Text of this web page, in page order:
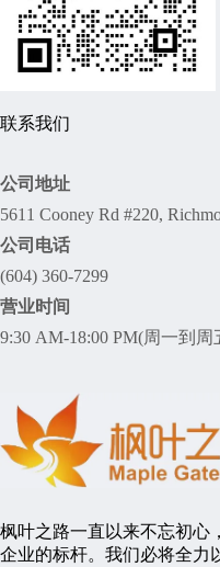
联系我们
公司地址
5611 Cooney Rd #220,
公司电话
(604) 360-7299
营业时间
9:30 AM-18:00 PM(周一到周
枫叶之路一直以来不忘初心
企业的标杆。我们必将全力